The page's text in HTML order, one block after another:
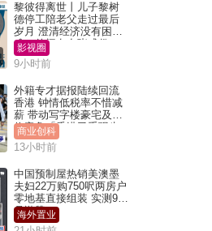
黎彼得离世丨儿子黎树
德停工陪老父走过最后
岁月 澄清经济没有困
难：传闻有夸张成份
影视圈
9小时前
外籍专才据报陆续回流
香港 钟情低税率不惜减
薪 带动写字楼豪宅及学
位竞争「香港已重现生
机」
商业创科
13小时前
中国预制屋热销美澳墨
夫妇22万购750呎两房户
零地基直接组装 实测9个
月激赞
海外置业